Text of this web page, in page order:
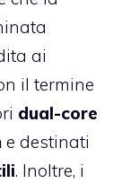
ai
il termine
dual-core
e destinati
. Inoltre, i